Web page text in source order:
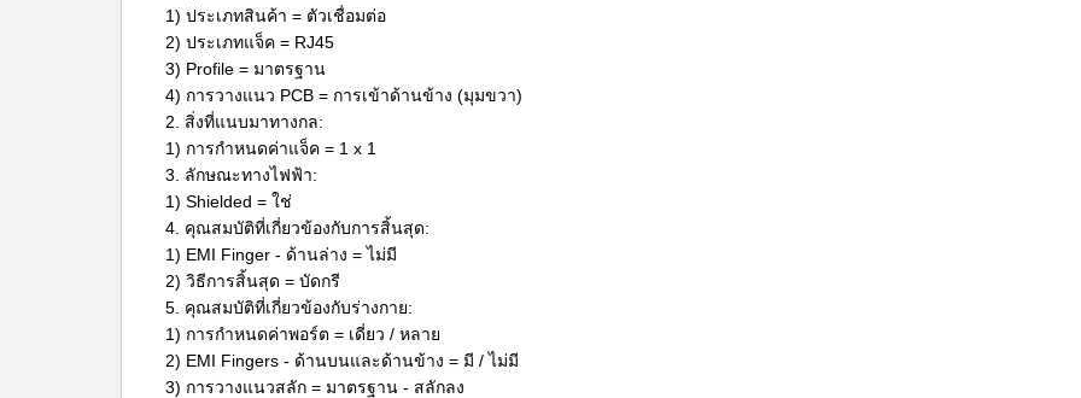
1) ประเภทสินค้า = ตัวเชื่อมต่อ
2) ประเภทแจ็ค = RJ45
3) Profile = มาตรฐาน
4) การวางแนว PCB = การเข้าด้านข้าง (มุมขวา)
2. สิ่งที่แนบมาทางกล:
1) การกำหนดค่าแจ็ค = 1 x 1
3. ลักษณะทางไฟฟ้า:
1) Shielded = ใช่
4. คุณสมบัติที่เกี่ยวข้องกับการสิ้นสุด:
1) EMI Finger - ด้านล่าง = ไม่มี
2) วิธีการสิ้นสุด = บัดกรี
5. คุณสมบัติที่เกี่ยวข้องกับร่างกาย:
1) การกำหนดค่าพอร์ต = เดี่ยว / หลาย
2) EMI Fingers - ด้านบนและด้านข้าง = มี / ไม่มี
3) การวางแนวสลัก = มาตรฐาน - สลักลง